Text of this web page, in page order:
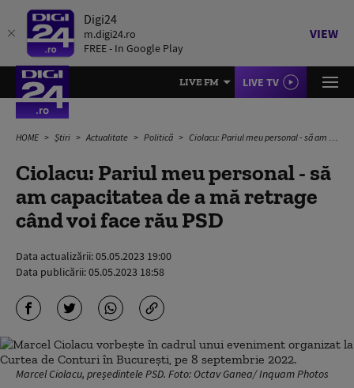
Digi24
m.digi24.ro
FREE - In Google Play
VIEW
LIVE FM LIVE TV
HOME Știri Actualitate Politică Ciolacu: Pariul meu personal - să am capacitatea de a mă retrage când voi face rău PSD
Ciolacu: Pariul meu personal - să
am capacitatea de a mă retrage
când voi face rău PSD
Data actualizării:05.05.2023 19:00
Data publicării:05.05.2023 18:58
Marcel Ciolacu, președintele PSD. Foto: Octav Ganea/ Inquam Photos